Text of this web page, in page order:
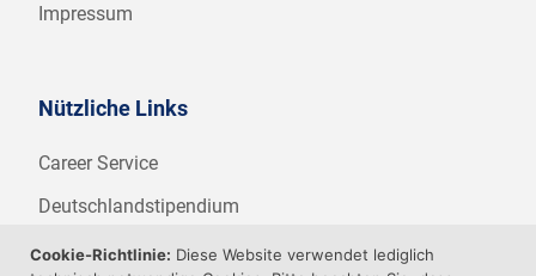
Impressum
Nützliche Links
Career Service
Deutschlandstipendium
WHZ Firmenstipendium
Cookie-Richtlinie: Diese Website verwendet lediglich